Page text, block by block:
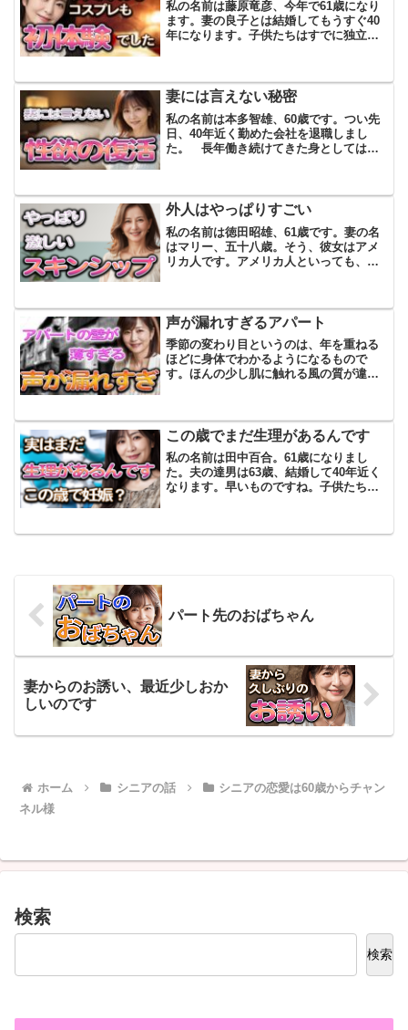
私の名前は藤原竜彦、今年で61歳になり
ます。妻の良子とは結婚してもうすぐ40
年になります。子供たちはすでに独立
に引っかかることがありました。それ
は、「男としての衰え」を...
妻には言えない秘密
私の名前は本多智雄、60歳です。つい先
日、40年近く勤めた会社を退職しまし
た。 長年働き続けてきた身としては、
ぽっかりとした虚無感が...
外人はやっぱりすごい
私の名前は徳田昭雄、61歳です。妻の名
はマリー、五十八歳。そう、彼女はアメ
リカ人です。アメリカ人といっても、日
思えるほどです。ただ、...
声が漏れすぎるアパート
季節の変わり目というのは、年を重ねる
ほどに身体でわかるようになるもので
す。ほんの少し肌に触れる風の質が違う
えてくれるようになります。その年も、
まさにそんな時期でした。妻...
この歳でまだ生理があるんです
私の名前は田中百合。61歳になりまし
た。夫の達男は63歳、結婚して40年近く
なります。早いものですね。子供たちも
パート先のおばちゃん
妻からのお誘い、最近少しおか
しいのです
ホーム シニアの話
シニアの恋愛は60歳からチャン
ネル様
検索
検索